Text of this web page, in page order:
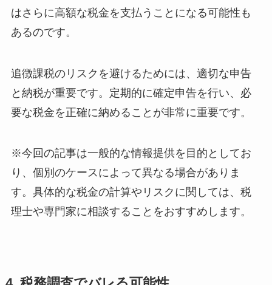
はさらに高額な税金を支払うことになる可能性も
あるのです。
追徴課税のリスクを避けるためには、適切な申告
と納税が重要です。定期的に確定申告を行い、必
要な税金を正確に納めることが非常に重要です。
※今回の記事は一般的な情報提供を目的としてお
り、個別のケースによって異なる場合がありま
す。具体的な税金の計算やリスクに関しては、税
理士や専門家に相談することをおすすめします。